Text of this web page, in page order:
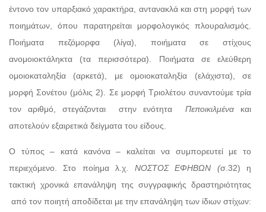
έντονο τον υπαρξιακό χαρακτήρα, αντανακλά και στη μορφή των
ποιημάτων, όπου παρατηρείται μορφολογικός πλουραλισμός.
Ποιήματα πεζόμορφα (λίγα), ποιήματα σε στίχους
ανομοιοκτάληκτα (τα περισσότερα). Ποιήματα σε ελεύθερη
ομοιοκαταληξία (αρκετά), με ομοιοκαταληξία (ελάχιστα), σε
μορφή Σονέτου (μόλις 2). Σε μορφή Τριολέτου συναντούμε τρία
τον αριθμό, στεγάζονται στην ενότητα Πεποικιλμένα και
αποτελούν εξαιρετικά δείγματα του είδους.
Ο τύπος – κατά κανόνα – καλείται να συμπορευτεί με το
περιεχόμενο. Στο ποίημα λ.χ. ΝΟΣΤΟΣ ΕΦΗΒΩΝ (σ.32) η
τακτική χρονικά επανάληψη της συγγραφικής δραστηριότητας
από τον ποιητή αποδίδεται με την επανάληψη των ίδιων στίχων: